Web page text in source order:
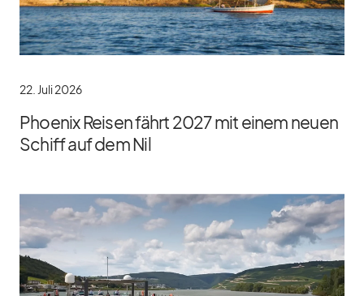
22. Juli 2026
Phoenix Reisen fährt 2027 mit einem neuen
Schiff auf dem Nil